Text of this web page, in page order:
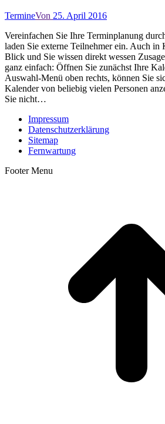
TermineVon 25. April 2016
Vereinfachen Sie Ihre Terminplanung
laden Sie externe Teilnehmer ein. Auch in
Blick und Sie wissen direkt wessen
ganz einfach: Öffnen Sie zunächst Ihre
Auswahl-Menü oben rechts, können Sie
Kalender von beliebig vielen Personen
Sie nicht…
Impressum
Datenschutzerklärung
Sitemap
Fernwartung
Footer Menu